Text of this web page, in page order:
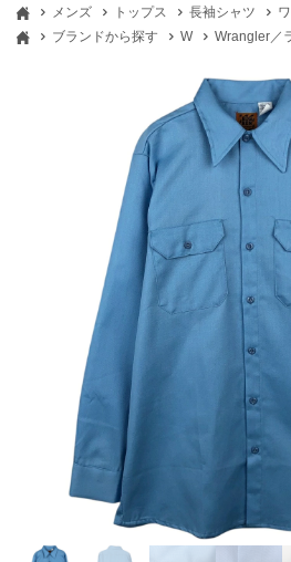
メンズ
トップス 長袖シャツ
ブランドから探す
W Wrangler／